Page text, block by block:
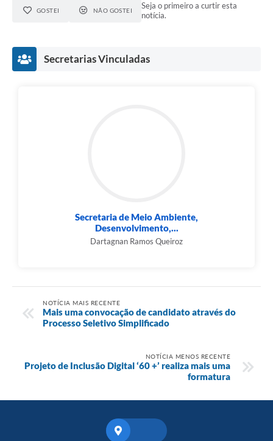
GOSTEI NÃO GOSTEI
Seja o primeiro a curtir esta
notícia.
Secretarias Vinculadas
Secretaria de Meio Ambiente,
Desenvolvimento,...
Dartagnan Ramos Queiroz
NOTÍCIA MAIS RECENTE
Mais uma convocação de candidato através do
Processo Seletivo Simplificado
NOTÍCIA MENOS RECENTE
Projeto de Inclusão Digital ‘60 +’ realiza mais uma
formatura